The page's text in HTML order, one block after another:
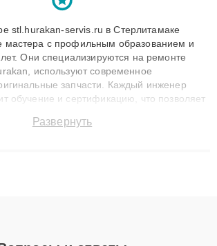
stl.hurakan-servis.ru в Стерлитамаке
мастера с профильным образованием и
Они специализируются на ремонте
используют современное
запчасти. Каждый инженер
обучение и сертификацию, что позволяет
гарантии до 3 лет. Наши мастера
Развернуть